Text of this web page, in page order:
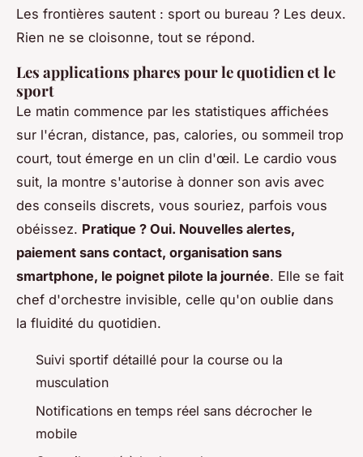
Les frontières sautent : sport ou bureau ? Les deux.
Rien ne se cloisonne, tout se répond.
Les applications phares pour le quotidien et le
sport
Le matin commence par les statistiques affichées
sur l'écran, distance, pas, calories, ou sommeil trop
court, tout émerge en un clin d'œil. Le cardio vous
suit, la montre s'autorise à donner son avis avec
des conseils discrets, vous souriez, parfois vous
obéissez. Pratique ? Oui. Nouvelles alertes,
paiement sans contact, organisation sans
smartphone, le poignet pilote la journée. Elle se fait
chef d'orchestre invisible, celle qu'on oublie dans
la fluidité du quotidien.
Suivi sportif détaillé pour la course ou la
musculation
Notifications en temps réel sans décrocher le
mobile